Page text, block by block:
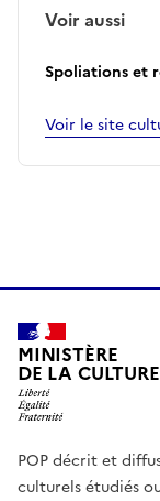
Voir aussi
Spoliations et
Voir le site
MINISTÈRE
DE LA CULTURE
POP décrit et
culturels étudiés